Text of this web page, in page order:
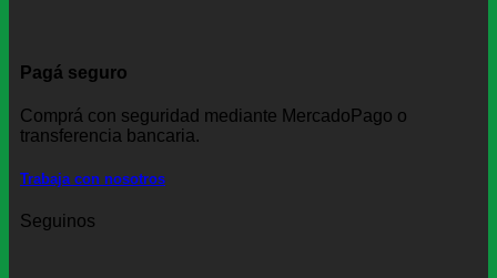
Pagá seguro
Comprá con seguridad mediante MercadoPago o
transferencia bancaria.
Trabaja con nosotros
Seguinos